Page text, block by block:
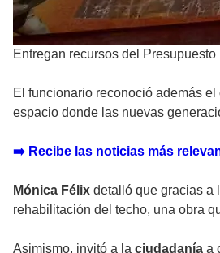
Entregan recursos del
El funcionario reconoció además el
espacio donde las nuevas
➡️ Recibe las noticias más
Mónica Félix detalló que gracias a
rehabilitación del techo, una obra
Asimismo, invitó a la ciudadanía a